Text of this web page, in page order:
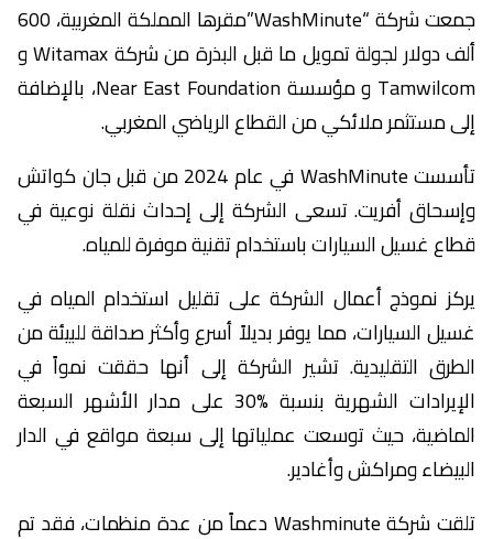
جمعت شركة “WashMinute”مقرها المملكة المغربية، 600
ألف دولار لجولة تمويل ما قبل البذرة من شركة Witamax و
Tamwilcom و مؤسسة Near East Foundation، بالإضافة
إلى مستثمر ملائكي من القطاع الرياضي المغربي.
تأسست WashMinute في عام 2024 من قبل جان كواتش
وإسحاق أفريت. تسعى الشركة إلى إحداث نقلة نوعية في
قطاع غسيل السيارات باستخدام تقنية موفرة للمياه.
يركز نموذج أعمال الشركة على تقليل استخدام المياه في
غسيل السيارات، مما يوفر بديلاً أسرع وأكثر صداقة للبيئة من
الطرق التقليدية. تشير الشركة إلى أنها حققت نمواً في
الإيرادات الشهرية بنسبة %30 على مدار الأشهر السبعة
الماضية، حيث توسعت عملياتها إلى سبعة مواقع في الدار
البيضاء ومراكش وأغادير.
تلقت شركة Washminute دعماً من عدة منظمات، فقد تم